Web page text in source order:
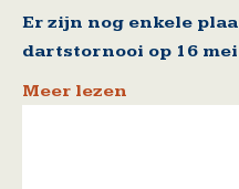
Er zijn nog enkele
dartstornooi op 16
Meer lezen